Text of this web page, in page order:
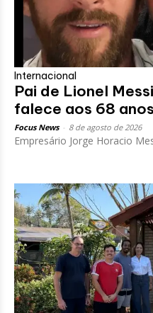
Internacional
Pai de Lionel
falece aos 68
Focus News 8 de agosto de 2026
Empresário Jorge Horacio